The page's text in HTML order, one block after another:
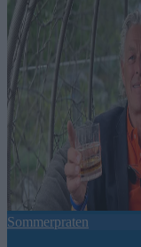
Sommerpraten